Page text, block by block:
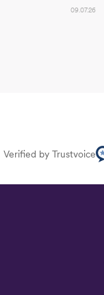
09.07.26
Verified by Trustvoice